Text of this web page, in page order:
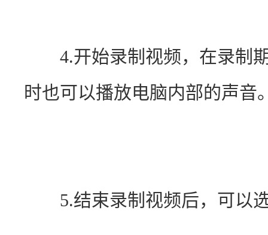
4.开始录制视频，在录制期
时也可以播放电脑内部的声音
5.结束录制视频后，可以选